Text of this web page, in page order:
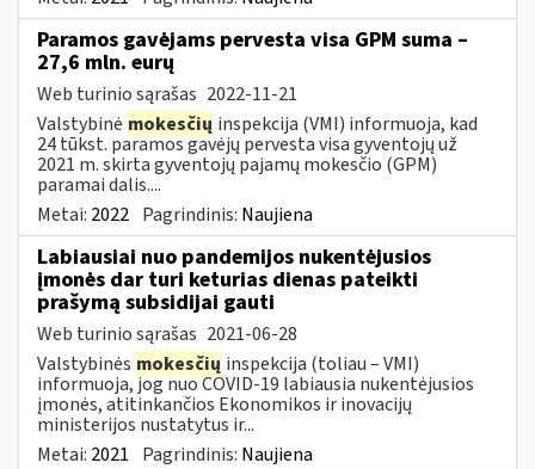
Paramos gavėjams pervesta visa GPM suma –
27,6 mln. eurų
Web turinio sąrašas 2022-11-21
Valstybinė mokesčių inspekcija (VMI) informuoja, kad
24 tūkst. paramos gavėjų pervesta visa gyventojų už
2021 m. skirta gyventojų pajamų mokesčio (GPM)
paramai dalis....
Metai: 2022 Pagrindinis: Naujiena
Labiausiai nuo pandemijos nukentėjusios
įmonės dar turi keturias dienas pateikti
prašymą subsidijai gauti
Web turinio sąrašas 2021-06-28
Valstybinės mokesčių inspekcija (toliau – VMI)
informuoja, jog nuo COVID-19 labiausia nukentėjusios
įmonės, atitinkančios Ekonomikos ir inovacijų
ministerijos nustatytus ir...
Metai: 2021 Pagrindinis: Naujiena